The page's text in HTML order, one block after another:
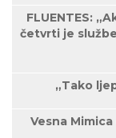
FLUENTES:
četvrti je
„Tako
Vesna